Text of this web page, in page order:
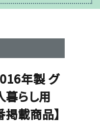
年製 グ
暮らし用
載商品】